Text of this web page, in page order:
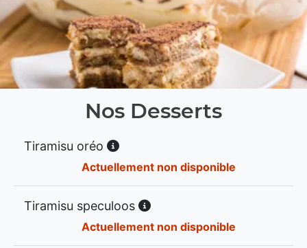
Nos Desserts
Tiramisu oréo
Actuellement non disponible
Tiramisu speculoos
Actuellement non disponible